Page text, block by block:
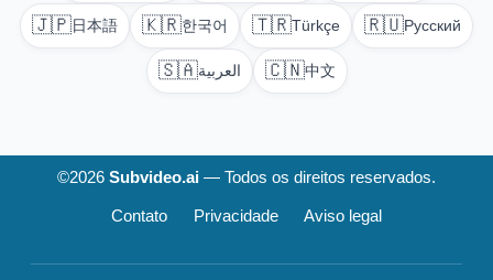
🇯🇵日本語 🇰🇷한국어 🇹🇷Türkçe 🇷🇺Русский
🇸🇦العربية 🇨🇳中文
©2026 Subvideo.ai — Todos os direitos reservados.
Contato Privacidade Aviso legal